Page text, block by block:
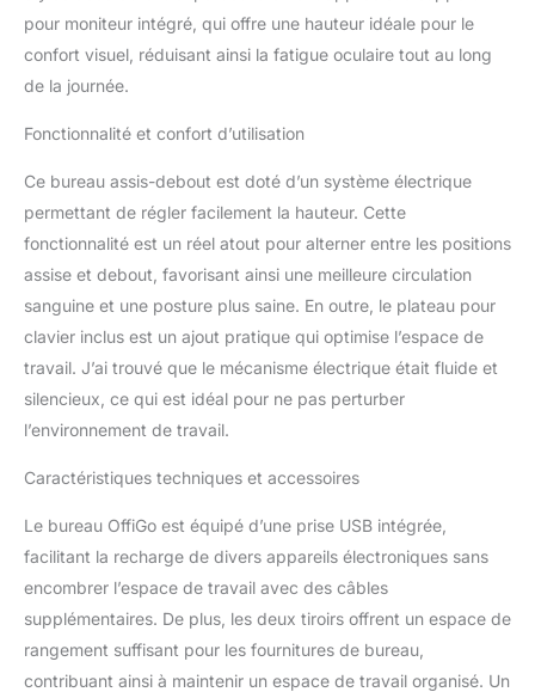
peut être commutée
entre blanc froid pour le
travail, lumière chaude
divertissement grâce au
bureau. Le support de
moniteur soulève votre
écran au niveau des
yeux, soulageant la
fatigue du cou et des
épaules. Le clavier à
glissière lisse se range
lorsqu'il n'est pas utilisé,
vous donnant plus
gestion des câbles
efficace : 2 prises CA
britanniques et 2 ports
USB sont intégrés dans
le bureau pour le bureau,
vous pouvez charger
votre ordinateur et votre
téléphone sur votre
pour moniteur intégré, qui offre une hauteur idéale pour le
confort visuel, réduisant ainsi la fatigue oculaire tout au long
de la journée.
Fonctionnalité et confort d’utilisation
Ce bureau assis-debout est doté d’un système électrique
permettant de régler facilement la hauteur. Cette
fonctionnalité est un réel atout pour alterner entre les positions
assise et debout, favorisant ainsi une meilleure circulation
sanguine et une posture plus saine. En outre, le plateau pour
clavier inclus est un ajout pratique qui optimise l’espace de
travail. J’ai trouvé que le mécanisme électrique était fluide et
silencieux, ce qui est idéal pour ne pas perturber
l’environnement de travail.
Caractéristiques techniques et accessoires
Le bureau OffiGo est équipé d’une prise USB intégrée,
facilitant la recharge de divers appareils électroniques sans
encombrer l’espace de travail avec des câbles
supplémentaires. De plus, les deux tiroirs offrent un espace de
rangement suffisant pour les fournitures de bureau,
contribuant ainsi à maintenir un espace de travail organisé. Un